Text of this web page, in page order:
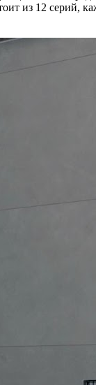
из 12 серий,